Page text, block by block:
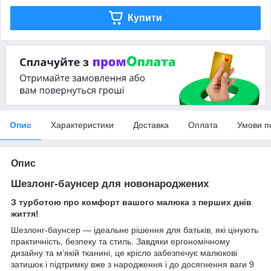
Купити
Опис Характеристики Доставка Оплата Умови
Опис
Шезлонг-баунсер для новонароджених
З турботою про комфорт вашого малюка з перших днів
життя!
Шезлонг-баунсер — ідеальне рішення для батьків, які цінують
практичність, безпеку та стиль. Завдяки ергономічному
дизайну та м’якій тканині, це крісло забезпечує малюкові
затишок і підтримку вже з народження і до досягнення ваги 9